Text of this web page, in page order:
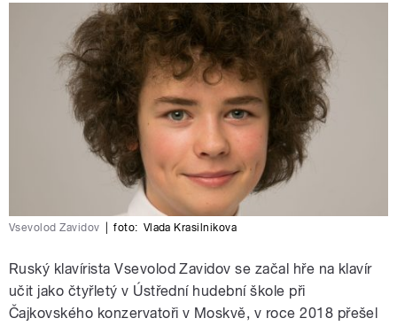
Vsevolod Zavidov foto: Vlada Krasilnikova
Ruský klavírista Vsevolod Zavidov se začal hře na klavír
učit jako čtyřletý v Ústřední hudební škole při
Čajkovského konzervatoři v Moskvě, v roce 2018 přešel